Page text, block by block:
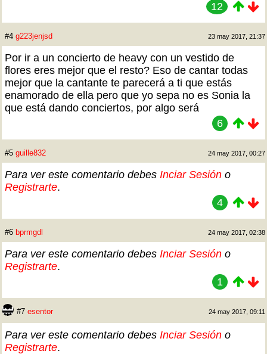
12
#4 g223jenjsd 23 may 2017, 21:37
Por ir a un concierto de heavy con un vestido de
flores eres mejor que el resto? Eso de cantar todas
mejor que la cantante te parecerá a ti que estás
enamorado de ella pero que yo sepa no es Sonia la
que está dando conciertos, por algo será
6
#5 guille832 24 may 2017, 00:27
Para ver este comentario debes Inciar Sesión o
Registrarte.
4
#6 bprmgdl 24 may 2017, 02:38
Para ver este comentario debes Inciar Sesión o
Registrarte.
1
#7 esentor 24 may 2017, 09:11
Para ver este comentario debes Inciar Sesión o
Registrarte.